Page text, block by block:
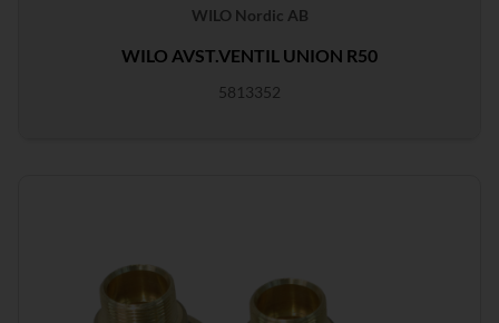
WILO Nordic AB
WILO AVST.VENTIL UNION R50
5813352